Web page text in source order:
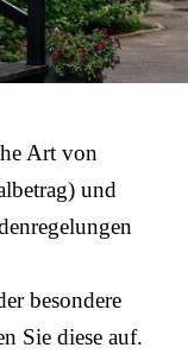
Art von
und
besondere
Sie diese auf.